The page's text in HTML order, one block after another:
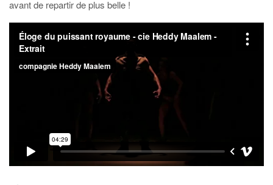
avant de repartir de plus belle !